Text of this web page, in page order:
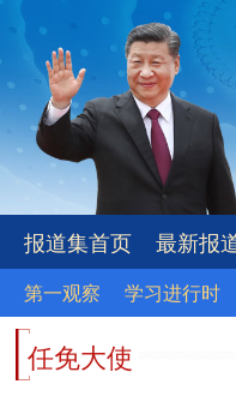
报道集首页 最新报
第一观察 学习进行时
任免大使